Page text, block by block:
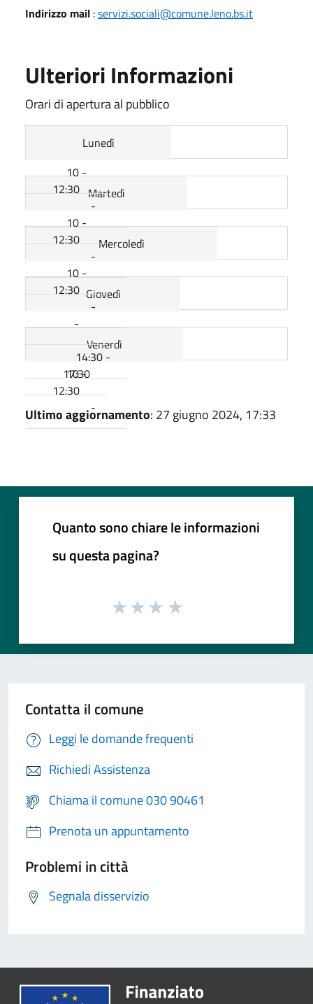
Indirizzo mail :servizi.sociali@comune.leno.bs.it
Ulteriori Informazioni
Orari di apertura al pubblico
Lunedì
10 -
12:30
-
Martedì
10 -
12:30
-
Mercoledì
10 -
12:30
-
Giovedì
-
14:30 -
17:30
Venerdì
10 -
12:30
-
Ultimo aggiornamento: 27 giugno 2024, 17:33
Quanto sono chiare le informazioni
su questa pagina?
Contatta il comune
Leggi le domande frequenti
Richiedi Assistenza
Chiama il comune 030 90461
Prenota un appuntamento
Problemi in città
Segnala disservizio